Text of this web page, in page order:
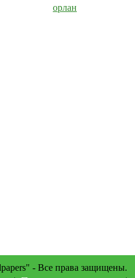
орлан
- Все права защищены.